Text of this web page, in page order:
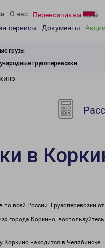
О нас Перевозчикам
сервисы
Документы Акции
грузы
грузоперевозки
в
по всей России.
города Коркино,
находится в Челябинске.